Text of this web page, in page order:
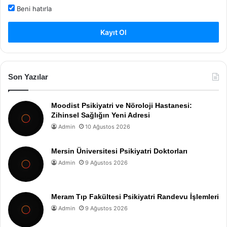
Beni hatırla
Kayıt Ol
Son Yazılar
Moodist Psikiyatri ve Nöroloji Hastanesi:
Zihinsel Sağlığın Yeni Adresi
Admin 10 Ağustos 2026
Mersin Üniversitesi Psikiyatri Doktorları
Admin 9 Ağustos 2026
Meram Tıp Fakültesi Psikiyatri Randevu İşlemleri
Admin 9 Ağustos 2026